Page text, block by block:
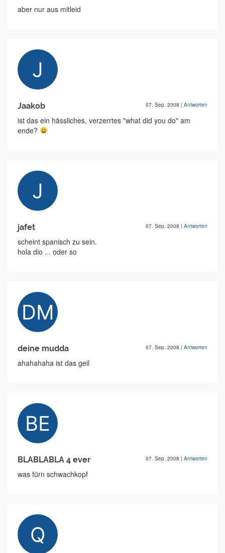
aber nur aus mitleid
Jaakob 07. Sep. 2008 | Antworten
ist das ein hässliches, verzerrtes "what did you do" am
ende?
jafet 07. Sep. 2008 | Antworten
scheint spanisch zu sein.
hola dio ... oder so
deine mudda 07. Sep. 2008 | Antworten
ahahahaha ist das geil
BLABLABLA 4 ever 07. Sep. 2008 | Antworten
was fürn schwachkopf